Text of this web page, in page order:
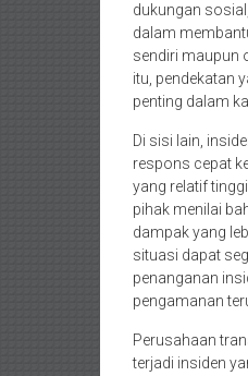
dukungan
dalam
sendiri maupun
itu, pendekatan
penting dalam
Di sisi lain,
respons cepat
yang relatif
pihak menilai
dampak yang
situasi dapat
penanganan
pengamanan
Perusahaan
terjadi insiden